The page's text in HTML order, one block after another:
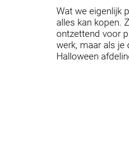
Wat we eigenlijk
alles kan kopen.
ontzettend voor
werk, maar als je
Halloween